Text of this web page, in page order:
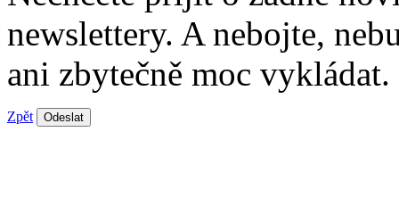
newslettery. A nebojte,
ani zbytečně moc vykládat.
Zpět Odeslat